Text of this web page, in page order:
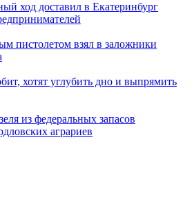
ход доставил в Екатеринбург
пистолетом взял в заложники
хотят углубить дно и выпрямить
из федеральных запасов
аграриев